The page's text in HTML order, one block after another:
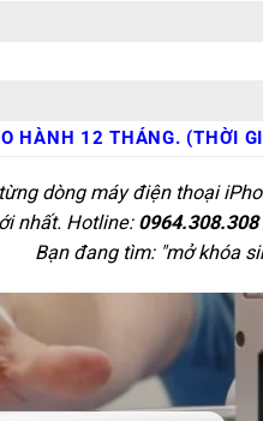
HÀNH 12 THÁNG. (THỜI
dòng máy điện thoại
nhất. Hotline: 0964.308.308
Bạn đang tìm: "mở khóa